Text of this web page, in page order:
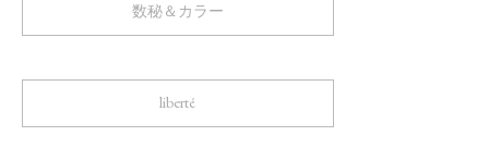
数秘＆カラー
liberté